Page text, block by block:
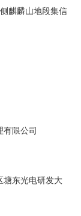
麒麟山地段集信
有限公司
塘东光电研发大